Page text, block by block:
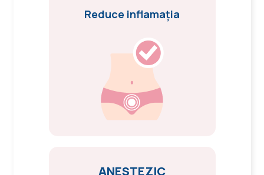
Reduce inflamația
ANESTEZIC